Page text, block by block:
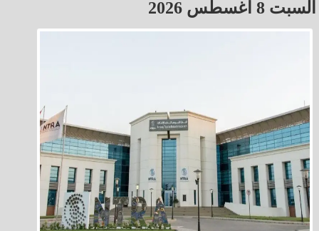
السبت 8 أغسطس 2026